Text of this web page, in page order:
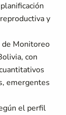
y
Monitoreo
con
emergentes
el perfil